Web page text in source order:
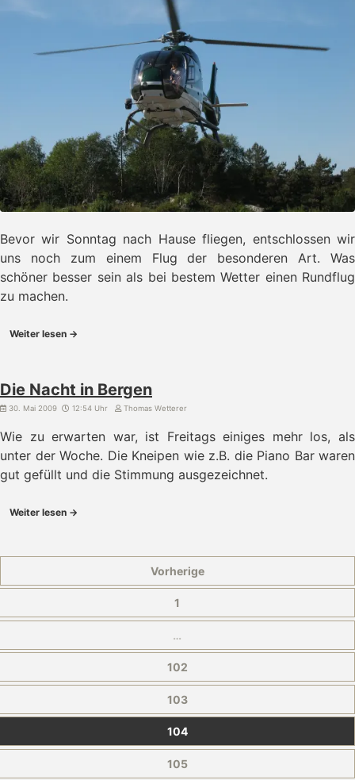
Bevor wir Sonntag nach Hause fliegen, entschlossen wir
uns noch zum einem Flug der besonderen Art. Was
schöner besser sein als bei bestem Wetter einen Rundflug
zu machen.
Weiter lesen →
Die Nacht in Bergen
30. Mai 2009 12:54 Uhr Thomas Wetterer
Wie zu erwarten war, ist Freitags einiges mehr los, als
unter der Woche. Die Kneipen wie z.B. die Piano Bar waren
gut gefüllt und die Stimmung ausgezeichnet.
Weiter lesen →
Vorherige
1
…
102
103
104
105